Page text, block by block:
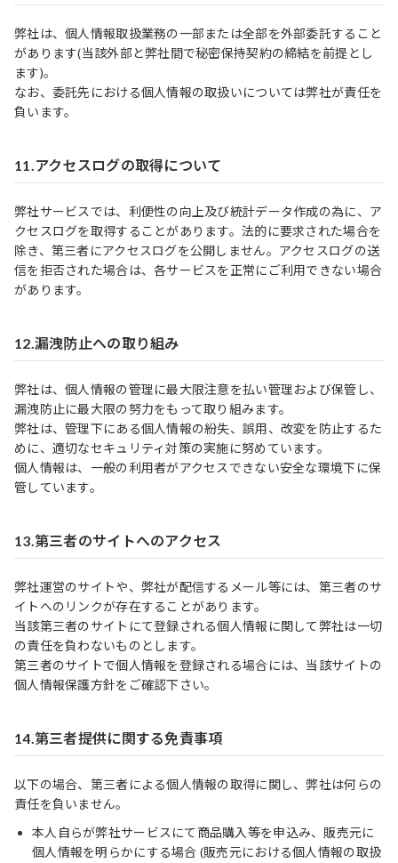
弊社は、個人情報取扱業務の一部または全部を外部委託すること
があります(当該外部と弊社間で秘密保持契約の締結を前提とし
ます)。
なお、委託先における個人情報の取扱いについては弊社が責任を
負います。
11.アクセスログの取得について
弊社サービスでは、利便性の向上及び統計データ作成の為に、ア
クセスログを取得することがあります。法的に要求された場合を
除き、第三者にアクセスログを公開しません。アクセスログの送
信を拒否された場合は、各サービスを正常にご利用できない場合
があります。
12.漏洩防止への取り組み
弊社は、個人情報の管理に最大限注意を払い管理および保管し、
漏洩防止に最大限の努力をもって取り組みます。
弊社は、管理下にある個人情報の紛失、誤用、改変を防止するた
めに、適切なセキュリティ対策の実施に努めています。
個人情報は、一般の利用者がアクセスできない安全な環境下に保
管しています。
13.第三者のサイトへのアクセス
弊社運営のサイトや、弊社が配信するメール等には、第三者のサ
イトへのリンクが存在することがあります。
当該第三者のサイトにて登録される個人情報に関して弊社は一切
の責任を負わないものとします。
第三者のサイトで個人情報を登録される場合には、当該サイトの
個人情報保護方針をご確認下さい。
14.第三者提供に関する免責事項
以下の場合、第三者による個人情報の取得に関し、弊社は何らの
責任を負いません。
本人自らが弊社サービスにて商品購入等を申込み、販売元に
個人情報を明らかにする場合 (販売元における個人情報の取扱